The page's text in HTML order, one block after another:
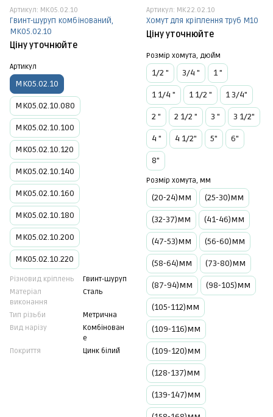
Артикул: МК05.02.10
Гвинт-шуруп комбінований,
МК05.02.10
Ціну уточнюйте
Артикул
МК05.02.10
МК05.02.10.080
МК05.02.10.100
МК05.02.10.120
МК05.02.10.140
МК05.02.10.160
МК05.02.10.180
МК05.02.10.200
МК05.02.10.220
Різновид кріплень
Гвинт-шуруп
Матеріал
виконання
Сталь
Тип різьби
Метрична
Вид нарізу
Комбінован
е
Покриття
Цинк білий
Артикул: МК22.02.10
Хомут для кріплення труб М10
Ціну уточнюйте
Розмір хомута, дюйм
1/2 " 3/4 " 1 "
1 1/4 " 1 1/2 " 1 3/4"
2 " 2 1/2 " 3 " 3 1/2"
4 " 4 1/2" 5" 6"
8"
Розмір хомута, мм
(20-24)мм (25-30)мм
(32-37)мм (41-46)мм
(47-53)мм (56-60)мм
(58-64)мм (73-80)мм
(87-94)мм (98-105)мм
(105-112)мм
(109-116)мм
(109-120)мм
(128-137)мм
(139-147)мм